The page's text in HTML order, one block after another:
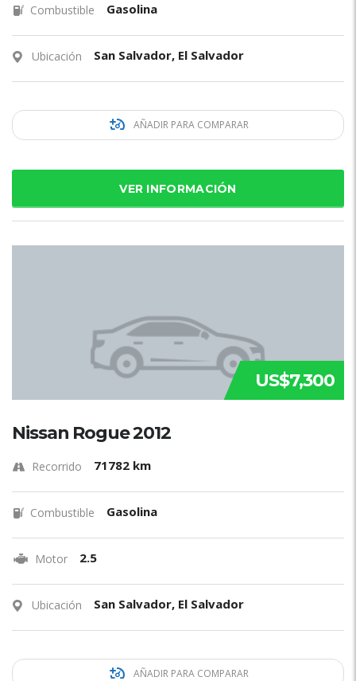
Combustible Gasolina
Ubicación San Salvador, El Salvador
AÑADIR PARA COMPARAR
VER INFORMACIÓN
US$7,300
Nissan Rogue 2012
Recorrido 71782 km
Combustible Gasolina
Motor 2.5
Ubicación San Salvador, El Salvador
AÑADIR PARA COMPARAR